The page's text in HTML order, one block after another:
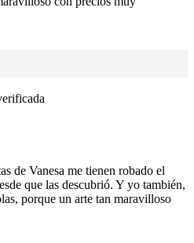
de Vanesa me tienen robado el
que las descubrió. Y yo también,
porque un arte tan maravilloso